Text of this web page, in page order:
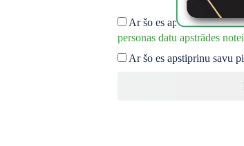
Ar šo es apstiprinu un
personas datu apstrādes
Ar šo es apstiprinu savu